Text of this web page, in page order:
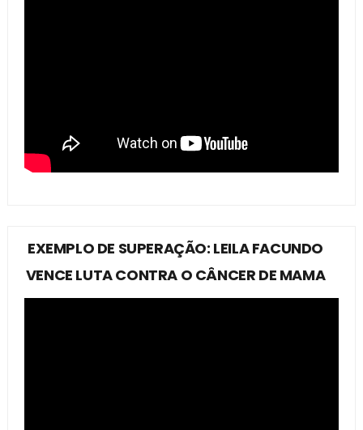
EXEMPLO DE SUPERAÇÃO: LEILA FACUNDO
VENCE LUTA CONTRA O CÂNCER DE MAMA